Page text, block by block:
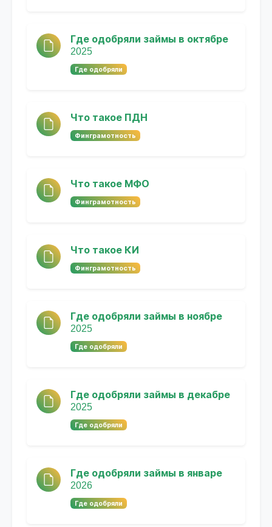
Где одобряли займы в октябре
2025
Где одобряли
Что такое ПДН
Финграмотность
Что такое МФО
Финграмотность
Что такое КИ
Финграмотность
Где одобряли займы в ноябре
2025
Где одобряли
Где одобряли займы в декабре
2025
Где одобряли
Где одобряли займы в январе
2026
Где одобряли